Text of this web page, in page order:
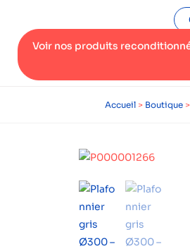
Voir nos produits
Accueil > Boutique >